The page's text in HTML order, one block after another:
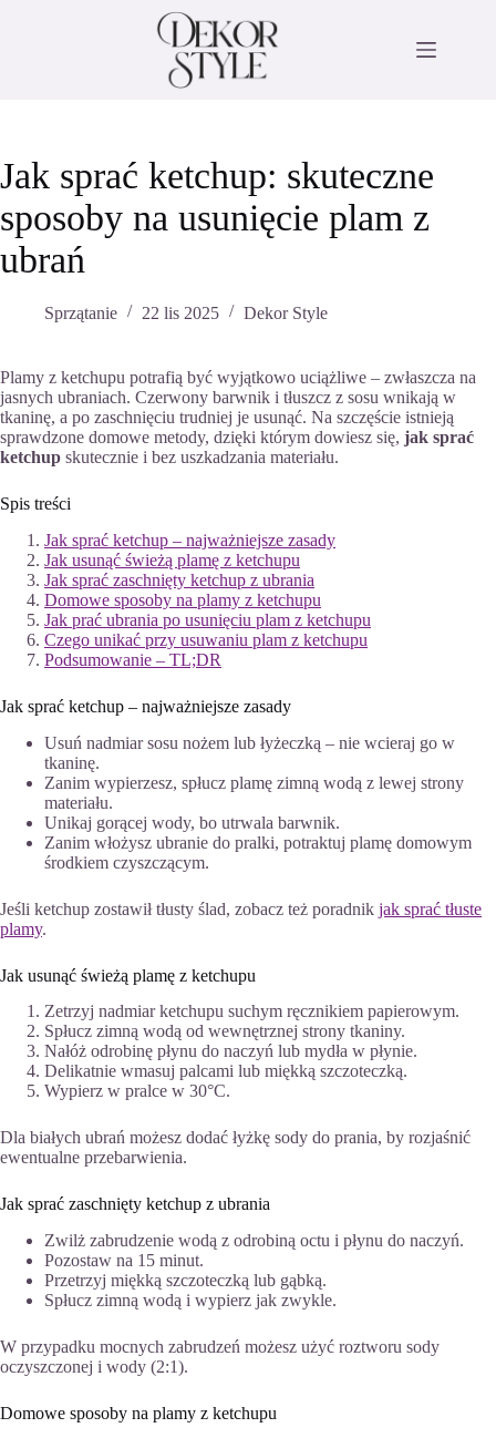
Jak sprać ketchup: skuteczne
sposoby na usunięcie plam z
ubrań
Sprzątanie 22 lis 2025 Dekor Style
Plamy z ketchupu potrafią być wyjątkowo uciążliwe – zwłaszcza na
jasnych ubraniach. Czerwony barwnik i tłuszcz z sosu wnikają w
tkaninę, a po zaschnięciu trudniej je usunąć. Na szczęście istnieją
sprawdzone domowe metody, dzięki którym dowiesz się, jak sprać
ketchup skutecznie i bez uszkadzania materiału.
Spis treści
Jak sprać ketchup – najważniejsze zasady
Jak usunąć świeżą plamę z ketchupu
Jak sprać zaschnięty ketchup z ubrania
Domowe sposoby na plamy z ketchupu
Jak prać ubrania po usunięciu plam z ketchupu
Czego unikać przy usuwaniu plam z ketchupu
Podsumowanie – TL;DR
Jak sprać ketchup – najważniejsze zasady
Usuń nadmiar sosu nożem lub łyżeczką – nie wcieraj go w
tkaninę.
Zanim wypierzesz, spłucz plamę zimną wodą z lewej strony
materiału.
Unikaj gorącej wody, bo utrwala barwnik.
Zanim włożysz ubranie do pralki, potraktuj plamę domowym
środkiem czyszczącym.
Jeśli ketchup zostawił tłusty ślad, zobacz też poradnik jak sprać tłuste
plamy.
Jak usunąć świeżą plamę z ketchupu
Zetrzyj nadmiar ketchupu suchym ręcznikiem papierowym.
Spłucz zimną wodą od wewnętrznej strony tkaniny.
Nałóż odrobinę płynu do naczyń lub mydła w płynie.
Delikatnie wmasuj palcami lub miękką szczoteczką.
Wypierz w pralce w 30°C.
Dla białych ubrań możesz dodać łyżkę sody do prania, by rozjaśnić
ewentualne przebarwienia.
Jak sprać zaschnięty ketchup z ubrania
Zwilż zabrudzenie wodą z odrobiną octu i płynu do naczyń.
Pozostaw na 15 minut.
Przetrzyj miękką szczoteczką lub gąbką.
Spłucz zimną wodą i wypierz jak zwykle.
W przypadku mocnych zabrudzeń możesz użyć roztworu sody
oczyszczonej i wody (2:1).
Domowe sposoby na plamy z ketchupu